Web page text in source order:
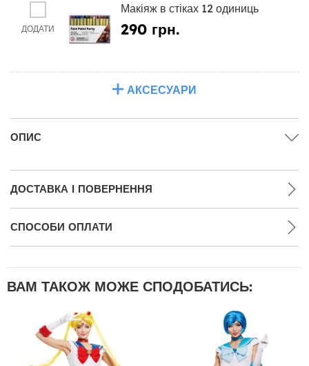
ДОДАТИ
Макіяж в стіках 12 одиниць
290 грн.
АКСЕСУАРИ
ОПИС
ДОСТАВКА І ПОВЕРНЕННЯ
СПОСОБИ ОПЛАТИ
ВАМ ТАКОЖ МОЖЕ СПОДОБАТИСЬ: